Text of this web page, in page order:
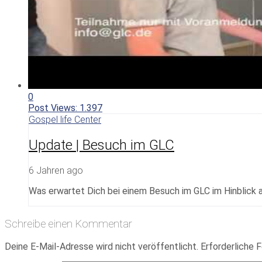
0
Post Views: 1.397
Gospel life Center
Update | Besuch im GLC
6 Jahren ago
Was erwartet Dich bei einem Besuch im GLC im
Schreibe einen Kommentar
Deine E-Mail-Adresse wird nicht veröffentlicht. Erforderliche